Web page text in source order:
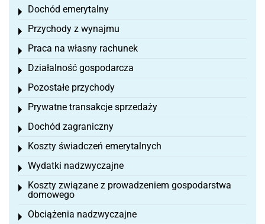
Dochód emerytalny
Toggle menu
Przychody z wynajmu
Toggle menu
Praca na własny rachunek
Toggle menu
Działalność gospodarcza
Toggle menu
Pozostałe przychody
Toggle menu
Prywatne transakcje sprzedaży
Toggle menu
Dochód zagraniczny
Toggle menu
Koszty świadczeń emerytalnych
Toggle menu
Wydatki nadzwyczajne
Toggle menu
Koszty związane z prowadzeniem gospodarstwa
domowego
Toggle menu
Obciążenia nadzwyczajne
Toggle menu